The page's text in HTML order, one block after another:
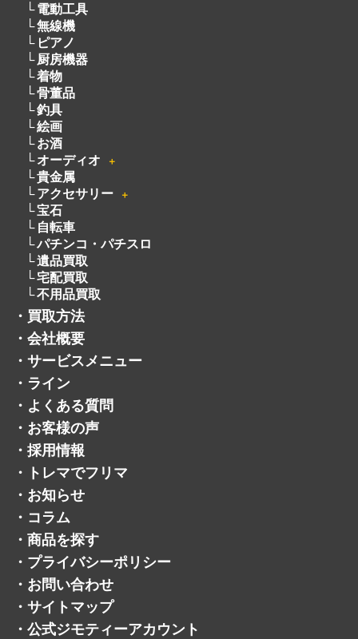
電動工具
無線機
ピアノ
厨房機器
着物
骨董品
釣具
絵画
お酒
オーディオ
＋
貴金属
アクセサリー
＋
宝石
自転車
パチンコ・パチスロ
遺品買取
宅配買取
不用品買取
・ 買取方法
・ 会社概要
・ サービスメニュー
・ ライン
・ よくある質問
・ お客様の声
・ 採用情報
・
トレマでフリマ
・ お知らせ
・ コラム
・ 商品を探す
・ プライバシーポリシー
・ お問い合わせ
・ サイトマップ
・ 公式ジモティーアカウント